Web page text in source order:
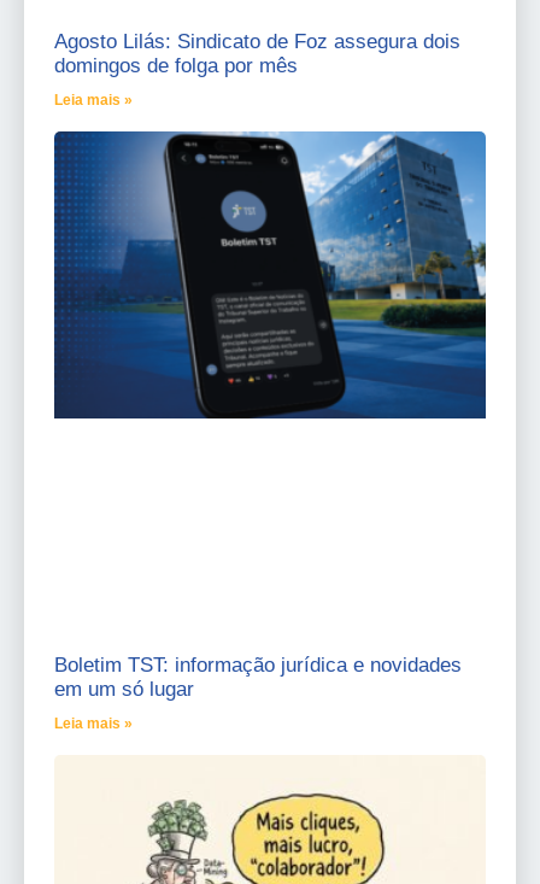
Agosto Lilás: Sindicato de Foz assegura dois
domingos de folga por mês
Leia mais »
Boletim TST: informação jurídica e novidades
em um só lugar
Leia mais »